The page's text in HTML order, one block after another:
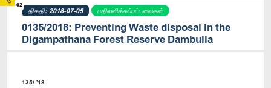
02
திகதி: 2018-07-05 பதிலளிக்கப்பட்டவைகள்
0135/2018: Preventing Waste disposal in the
Digampathana Forest Reserve Dambulla
135/ '18